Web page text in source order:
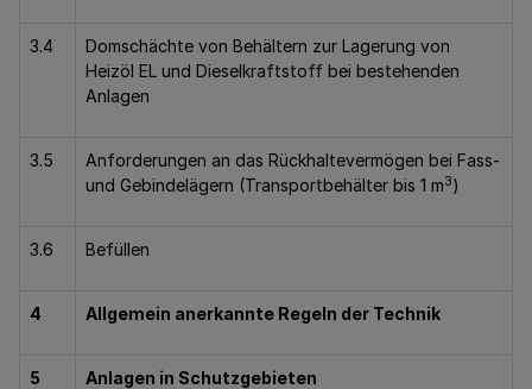
3.4
Domschächte von Behältern zur Lagerung von
Heizöl EL und Dieselkraftstoff bei bestehenden
Anlagen
3.5
Anforderungen an das Rückhaltevermögen bei Fass-
und Gebindelägern (Transportbehälter bis 1 m3)
3.6 Befüllen
4 Allgemein anerkannte Regeln der Technik
5 Anlagen in Schutzgebieten